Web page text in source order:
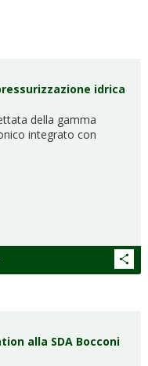
idrica
della gamma
integrato con
alla SDA Bocconi